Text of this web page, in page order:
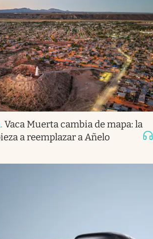
. Vaca Muerta cambia de mapa: la
a reemplazar a Añelo